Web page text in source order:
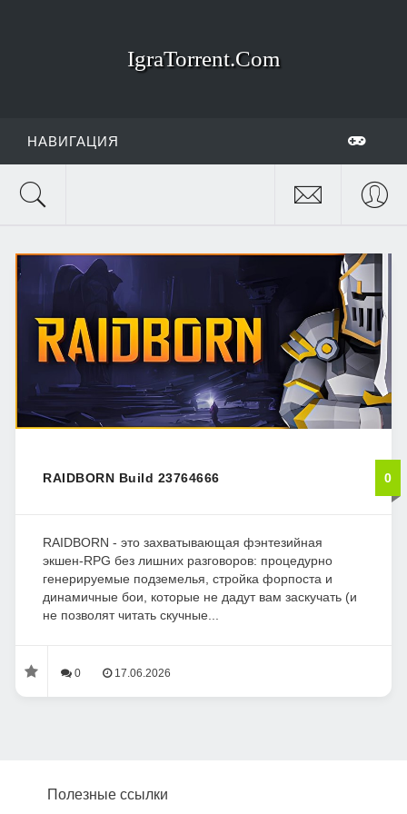
IgraTorrent.Com
НАВИГАЦИЯ
RAIDBORN Build 23764666 0
RAIDBORN - это захватывающая фэнтезийная
экшен-RPG без лишних разговоров: процедурно
генерируемые подземелья, стройка форпоста и
динамичные бои, которые не дадут вам заскучать (и
не позволят читать скучные...
0 17.06.2026
Полезные ссылки